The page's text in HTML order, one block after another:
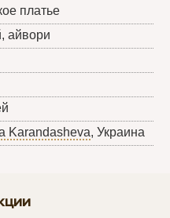
платье
айвори
Karandasheva, Украина